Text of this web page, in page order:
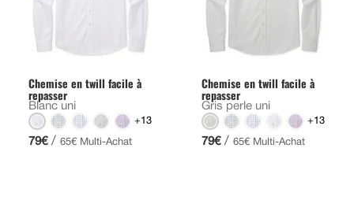
Chemise en twill facile à
repasser
Blanc uni
+13
79€ / 65€ Multi-Achat
Chemise en twill facile à
repasser
Gris perle uni
+13
79€ / 65€ Multi-Achat